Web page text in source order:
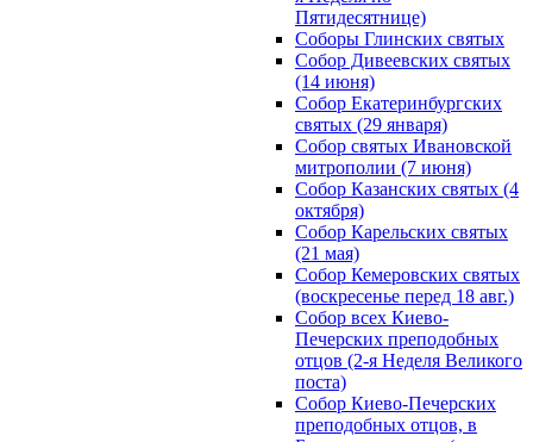
Пятидесятнице)
Соборы Глинских святых
Собор Дивеевских святых
(14 июня)
Собор Екатеринбургских
святых (29 января)
Собор святых Ивановской
митрополии (7 июня)
Собор Казанских святых (4
октября)
Собор Карельских святых
(21 мая)
Собор Кемеровских святых
(воскресенье перед 18 авг.)
Собор всех Киево-
Печерских преподобных
отцов (2-я Неделя Великого
поста)
Собор Киево-Печерских
преподобных отцов, в